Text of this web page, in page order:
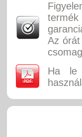
Az
Ha le